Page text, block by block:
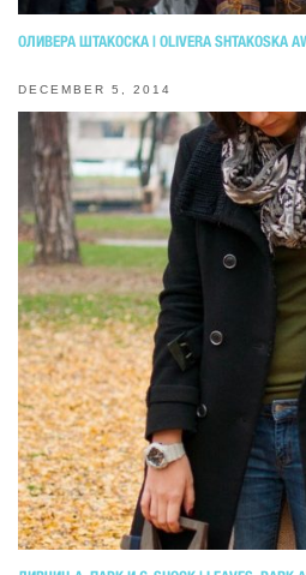
ОЛИВЕРА ШТАКОСКА | OLIVERA SHTAKOSKA
DECEMBER 5, 2014